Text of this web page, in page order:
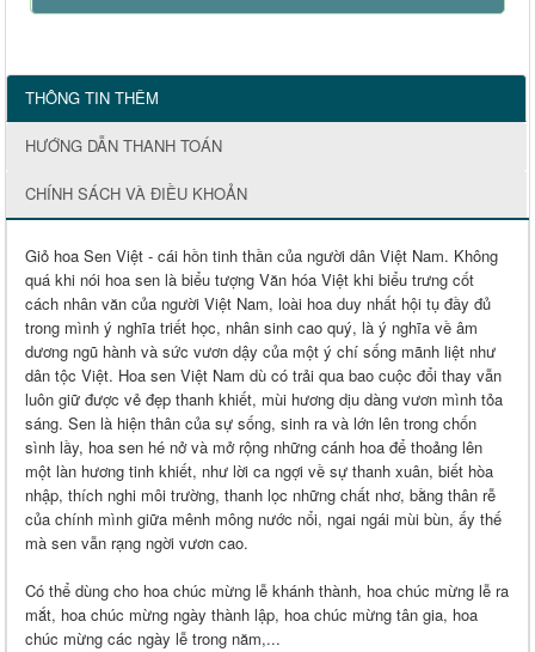
THÔNG TIN THÊM
HƯỚNG DẪN THANH TOÁN
CHÍNH SÁCH VÀ ĐIỀU KHOẢN
Giỏ hoa Sen Việt - cái hồn tinh thần của người dân Việt Nam. Không
quá khi nói hoa sen là biểu tượng Văn hóa Việt khi biểu trưng cốt
cách nhân văn của người Việt Nam, loài hoa duy nhất hội tụ đầy đủ
trong mình ý nghĩa triết học, nhân sinh cao quý, là ý nghĩa về âm
dương ngũ hành và sức vươn dậy của một ý chí sống mãnh liệt như
dân tộc Việt. Hoa sen Việt Nam dù có trải qua bao cuộc đổi thay vẫn
luôn giữ được vẻ đẹp thanh khiết, mùi hương dịu dàng vươn mình tỏa
sáng. Sen là hiện thân của sự sống, sinh ra và lớn lên trong chốn
sình lầy, hoa sen hé nở và mở rộng những cánh hoa để thoảng lên
một làn hương tinh khiết, như lời ca ngợi về sự thanh xuân, biết hòa
nhập, thích nghi môi trường, thanh lọc những chất nhơ, bằng thân rễ
của chính mình giữa mênh mông nước nổi, ngai ngái mùi bùn, ấy thế
mà sen vẫn rạng ngời vươn cao.
Có thể dùng cho hoa chúc mừng lễ khánh thành, hoa chúc mừng lễ ra
mắt, hoa chúc mừng ngày thành lập, hoa chúc mừng tân gia, hoa
chúc mừng các ngày lễ trong năm,...